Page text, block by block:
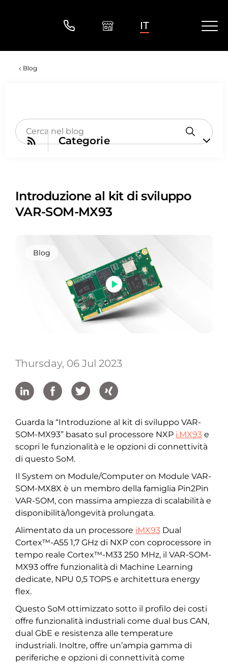
IT
Blog
Categorie
Introduzione al kit di sviluppo
VAR-SOM-MX93
Blog
Thursday, 06 Jul 2023
Guarda la “Introduzione al kit di sviluppo VAR-
SOM-MX93” basato sul processore NXP i.MX93 e
scopri le funzionalità e le opzioni di connettività
di questo SoM.
Il System on Module/Computer on Module VAR-
SOM-MX8X è un membro della famiglia Pin2Pin
VAR-SOM, con massima ampiezza di scalabilità e
disponibilità/longevità prolungata.
Alimentato da un processore iMX93 Dual
Cortex™-A55 1,7 GHz di NXP con coprocessore in
tempo reale Cortex™-M33 250 MHz, il VAR-SOM-
MX93 offre funzionalità di Machine Learning
dedicate, NPU 0,5 TOPS e architettura energy
flex.
Questo SoM ottimizzato sotto il profilo dei costi
offre funzionalità industriali come dual bus CAN,
dual GbE e resistenza alle temperature
industriali. Inoltre, offre un’ampia gamma di
periferiche e opzioni di connettività come